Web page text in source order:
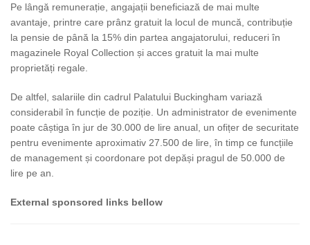
Pe lângă remunerație, angajații beneficiază de mai multe
avantaje, printre care prânz gratuit la locul de muncă, contribuție
la pensie de până la 15% din partea angajatorului, reduceri în
magazinele Royal Collection și acces gratuit la mai multe
proprietăți regale.
De altfel, salariile din cadrul Palatului Buckingham variază
considerabil în funcție de poziție. Un administrator de evenimente
poate câștiga în jur de 30.000 de lire anual, un ofițer de securitate
pentru evenimente aproximativ 27.500 de lire, în timp ce funcțiile
de management și coordonare pot depăși pragul de 50.000 de
lire pe an.
External sponsored links bellow